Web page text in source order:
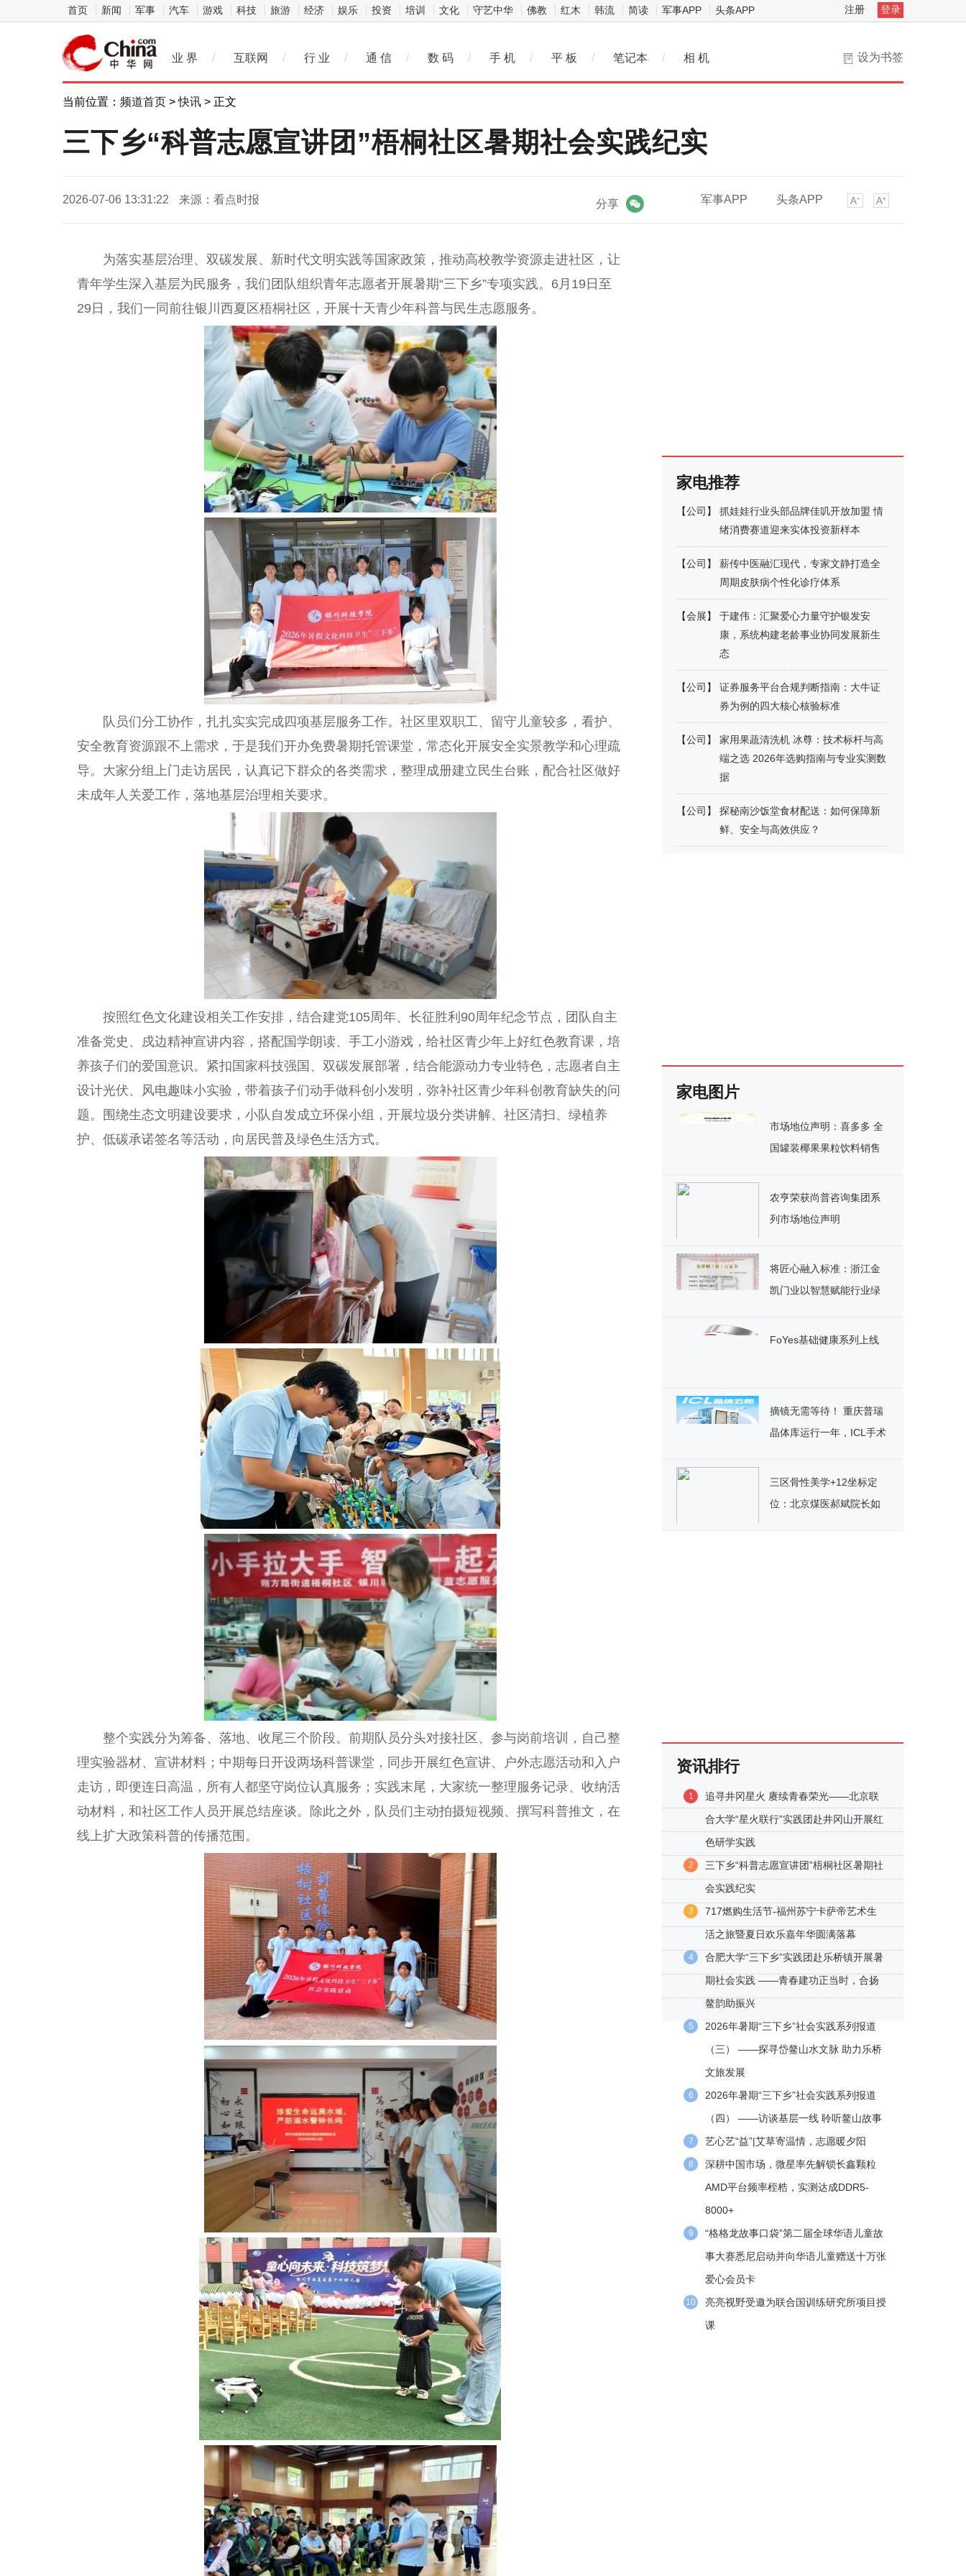
首页 新闻 军事 汽车 游戏 科技 旅游 经济 娱乐 投资 培训 文化 守艺中华 佛教 红木 韩流 简读 军事APP 头条APP 注册 登录
设为书签
业 界 / 互联网 / 行 业 / 通 信 / 数 码 / 手 机 / 平 板 / 笔记本 / 相 机
当前位置： 频道首页 >快讯 > 正文
三下乡“科普志愿宣讲团”梧桐社区暑期社会实践纪实
2026-07-06 13:31:22 来源：看点时报 军事APP 头条APP
分享
为落实基层治理、双碳发展、 新时代文明实践等国家政策，推动高校教学资源走进社区，让
青年学生深入基层为民服务，我们团队组织青年志愿者开展暑期“三下乡”专项实践。6月19日至
29日，我们一同前往银川西夏区梧桐社区，开展十天青少年科普与民生志愿服务。
队员们分工协作，扎扎实实完成四项基层服务工作。社区里双职工、留守儿童较多，看护、
安全教育资源跟不上需求，于是我们开办免费暑期托管课堂，常态化开展安全实景教学和心理疏
导。大家分组上门走访居民，认真记下群众的各类需求，整理成册建立民生台账，配合社区做好
未成年人关爱工作，落地基层治理相关要求。
按照红色文化建设相关工作安排，结合建党105周年、长征胜利90周年纪念节点，团队自主
准备党史、戍边精神宣讲内容，搭配国学朗读、手工小游戏，给社区青少年上好红色教育课，培
养孩子们的爱国意识。紧扣国家科技强国、双碳发展部署，结合能源动力专业特色，志愿者自主
设计光伏、风电趣味小实验，带着孩子们动手做科创小发明，弥补社区青少年科创教育缺失的问
题。围绕生态文明建设要求，小队自发成立环保小组，开展垃圾分类讲解、社区清扫、绿植养
护、低碳承诺签名等活动，向居民普及绿色生活方式。
整个实践分为筹备、落地、收尾三个阶段。前期队员分头对接社区、参与岗前培训，自己整
理实验器材、宣讲材料；中期每日开设两场科普课堂，同步开展红色宣讲、户外志愿活动和入户
走访，即便连日高温，所有人都坚守岗位认真服务；实践末尾，大家统一整理服务记录、收纳活
动材料，和社区工作人员开展总结座谈。除此之外，队员们主动拍摄短视频、撰写科普推文，在
线上扩大政策科普的传播范围。
家电推荐
【公司 】
抓娃娃行业头部品牌佳叽开放加盟 情
绪消费赛道迎来实体投资新样本
【公司 】
薪传中医融汇现代，专家文静打造全
周期皮肤病个性化诊疗体系
【会展】
于建伟：汇聚爱心力量守护银发安
康，系统构建老龄事业协同发展新生
态
【公司 】
证券服务平台合规判断指南：大牛证
券为例的四大核心核验标准
【公司 】
家用果蔬清洗机 冰尊：技术标杆与高
端之选 2026年选购指南与专业实测数
据
【公司 】
探秘南沙饭堂食材配送：如何保障新
鲜、安全与高效供应？
家电图片
市场地位声明：喜多多 全
国罐装椰果果粒饮料销售
农亨荣获尚普咨询集团系
列市场地位声明
将匠心融入标准：浙江金
凯门业以智慧赋能行业绿
FoYes基础健康系列上线
摘镜无需等待！ 重庆普瑞
晶体库运行一年，ICL手术
三区骨性美学+12坐标定
位：北京煤医郝斌院长如
资讯排行
1
追寻井冈星火 赓续青春荣光——北京联
合大学“星火联行”实践团赴井冈山开展红
色研学实践
2
三下乡“科普志愿宣讲团”梧桐社区暑期社
会实践纪实
3
717燃购生活节-福州苏宁卡萨帝艺术生
活之旅暨夏日欢乐嘉年华圆满落幕
4
合肥大学“三下乡”实践团赴乐桥镇开展暑
期社会实践 ——青春建功正当时，合扬
鳌韵助振兴
5
2026年暑期“三下乡”社会实践系列报道
（三） ——探寻岱鳌山水文脉 助力乐桥
文旅发展
6
2026年暑期“三下乡”社会实践系列报道
（四） ——访谈基层一线 聆听鳌山故事
7 艺心艺“益”|艾草寄温情，志愿暖夕阳
8
深耕中国市场，微星率先解锁长鑫颗粒
AMD平台频率桎梏，实测达成DDR5-
8000+
9
“格格龙故事口袋”第二届全球华语儿童故
事大赛悉尼启动并向华语儿童赠送十万张
爱心会员卡
10
亮亮视野受邀为联合国训练研究所项目授
课